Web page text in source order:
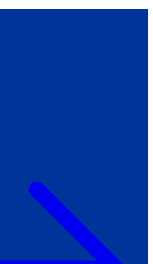
безпеки глухих
Всеукраїнський пісенний
челендж «Україно, ти є!»
Молодіжний челендж «Жестова
мова для мене – це…»
Репортажі спеціальних та
інклюзивних начальних закладів